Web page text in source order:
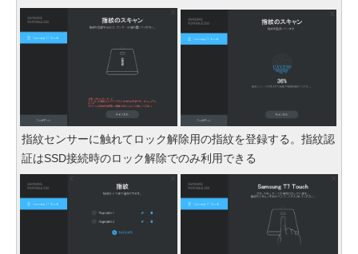
指紋センサーに触れてロック解除用の指紋を登録する。指紋認
証はSSD接続時のロック解除でのみ利用できる